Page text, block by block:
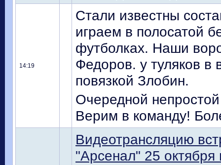
14:19
Стали известны
играем в полосатой
футболках. Наши
Федоров. у туляков в
повязкой Злобин.
Очередной
Верим в команду!
Видеотрансляцию
"Арсенал" 25